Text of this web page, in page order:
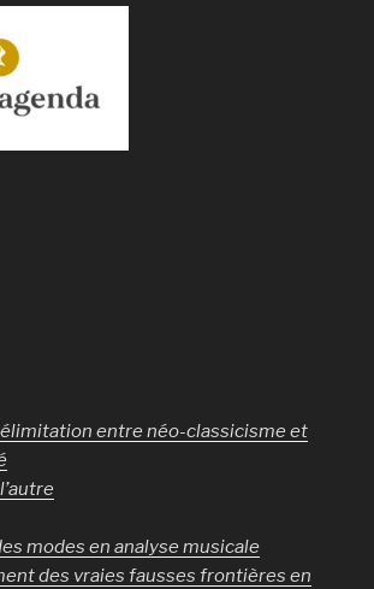
entre néo-classicisme et
modes en analyse musicale
des vraies fausses frontières en